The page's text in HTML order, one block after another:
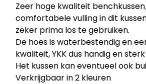
Zeer hoge kwaliteit
comfortabele vulling in dit
zeker prima los te gebruiken.
De hoes is waterbestendig en
kwaliteit, YKK dus handig en
Het kussen kan eventueel ook
Verkrijgbaar in 2 kleuren